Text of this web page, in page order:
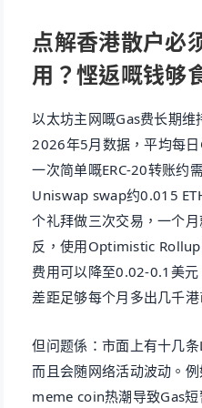
点解香港散户必
用？悭返嘅钱够
以太坊主网嘅Gas费长期
2026年5月数据，平均每
一次简单嘅ERC-20转账约
Uniswap swap约0.015
个礼拜做三次交易，一个
反，使用Optimistic
费用可以降至0.02-0.1美
差距足够每个月多出几千
但问题係：市面上有十几
而且会随网络活动波动。
meme coin热潮导致Gas